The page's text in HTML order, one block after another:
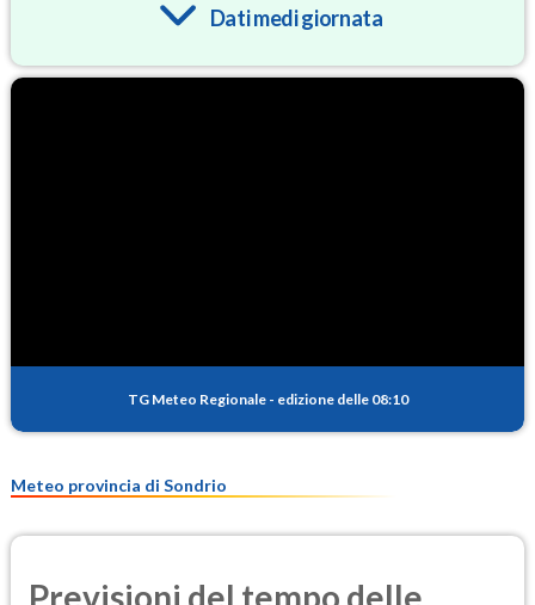
Dati medi giornata
PM25
TG Meteo Regionale - edizione delle 08:10
Meteo provincia di Sondrio